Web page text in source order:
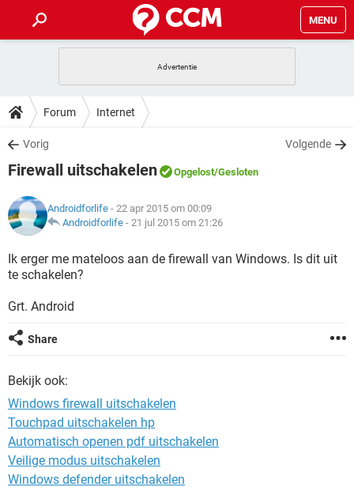
MENU
INSTAGRAM
NETFLIX
GRATIS SNAPCHAT
TIKTOK
HOW-TO
VIDEOBELLEN
GRATIS SNAPCHAT
TIKTOK
DOWNLOADS
VIDEOBELLEN GAMES
INSTAGRAM
NETFLIX CORONAVIRUS
SNAPCHAT
TIKTOK
VIDEOBELLEN GAMES
INSTAGRAM
NETFLIX CORONAVIRUS
ARTIKELEN
GAMES
INSTAGRAM
NETFLIX
GRATIS
Forum Internet
Vorig Volgende
Firewall uitschakelen Opgelost/Gesloten
Androidforlife - 22 apr 2015 om 00:09
Androidforlife - 21 jul 2015 om 21:26
Ik erger me mateloos aan de firewall van Windows. Is dit uit
te schakelen?
Grt. Android
Share
Bekijk ook:
Windows firewall uitschakelen
Touchpad uitschakelen hp
Automatisch openen pdf uitschakelen
Veilige modus uitschakelen
Windows defender uitschakelen